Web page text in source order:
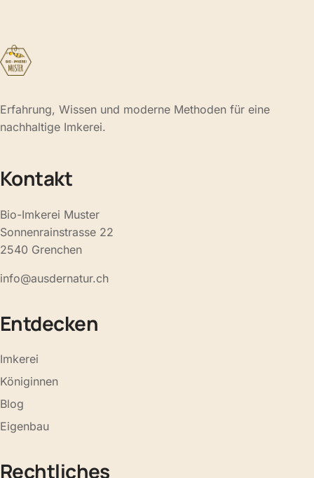
Erfahrung, Wissen und moderne Methoden für eine
nachhaltige Imkerei.
Kontakt
Bio-Imkerei Muster
Sonnenrainstrasse 22
2540 Grenchen
info@ausdernatur.ch
Entdecken
Imkerei
Königinnen
Blog
Eigenbau
Rechtliches